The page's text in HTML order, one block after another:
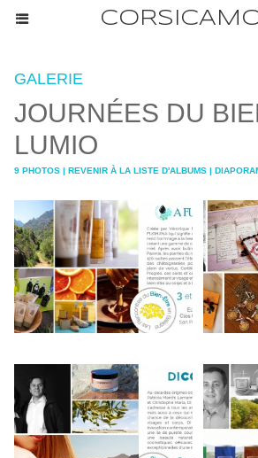
GALERIE
JOURNÉES DU
LUMIO
9 PHOTOS | REVENIR À LA LISTE D'ALBUMS |